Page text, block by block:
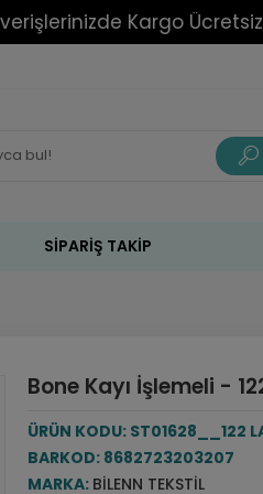
Kargo Ücretsiz!
SIPARIŞ TAKIP
Bone Kayı İşlemeli -
ÜRÜN KODU: ST01628__122
BARKOD: 8682723203207
MARKA: BILENN TEKSTIL